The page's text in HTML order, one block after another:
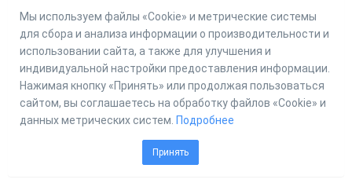
Powered by
Online Test Pad
Мы используем файлы «Cookie» и метрические системы
для сбора и анализа информации о производительности и
использовании сайта, а также для улучшения и
индивидуальной настройки предоставления информации.
Нажимая кнопку «Принять» или продолжая пользоваться
сайтом, вы соглашаетесь на обработку файлов «Cookie» и
данных метрических систем. Подробнее
Принять